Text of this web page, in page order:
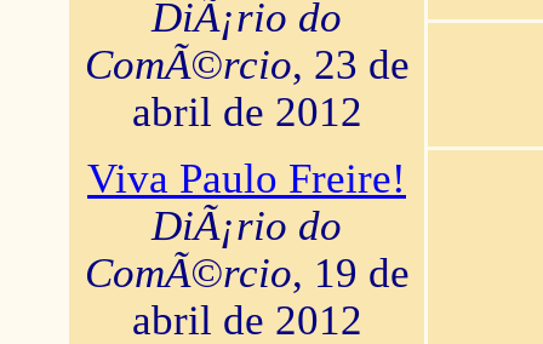
DiÃ¡rio do
ComÃ©rcio, 23 de
abril de 2012
Viva Paulo Freire!
DiÃ¡rio do
ComÃ©rcio, 19 de
abril de 2012